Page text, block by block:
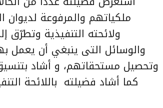
ملكياتهم والمرفوعة
ولائحته التنفيذية وتطرّق
والوسائل التى ينبغي أن يعمل
وتحصيل مستحقاتهم، و أشاد
كما أشاد فضيلته باللائحة